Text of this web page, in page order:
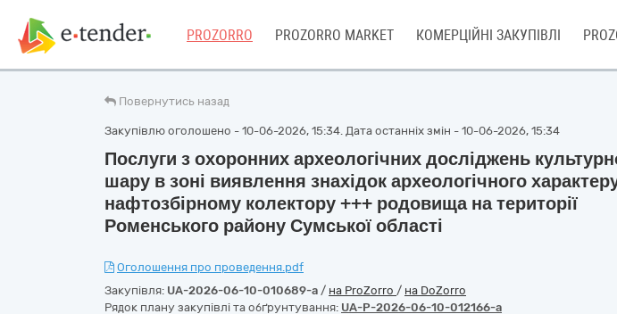
PROZORRO PROZORRO MARKET КОМЕРЦІЙНІ ЗАКУПІВЛІ
Повернутись назад
Закупівлю оголошено - 10-06-2026, 15:34. Дата останніх змін - 10-06-2026, 15:34
Послуги з охоронних археологічних досліджень
шару в зоні виявлення знахідок археологічного
нафтозбірному колектору +++ родовища на території
Роменського району Сумської області
Оголошення про проведення.pdf
Закупівля: UA-2026-06-10-010689-a / на ProZorro / на DoZorro
Рядок плану закупівлі та обґрунтування: UA-P-2026-06-10-012166-a